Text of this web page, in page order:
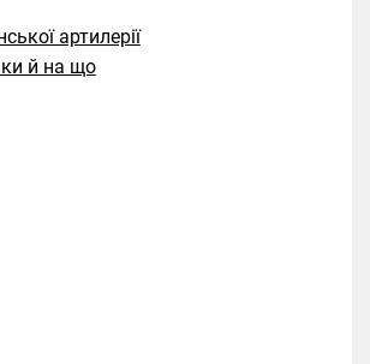
артилерії
й на що